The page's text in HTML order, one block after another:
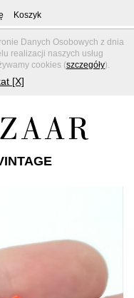
Danych Osobowych z dnia
realizacji naszych usług
cookies (szczegóły).
[X]
Koszyk